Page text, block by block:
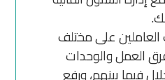
العاملين على مختلف
العمل والوحدات
فيما بينهم، ورفع